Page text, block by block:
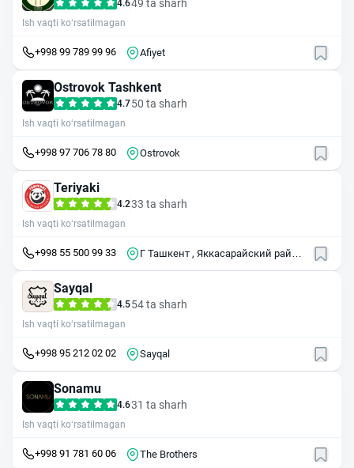
4.649 ta sharh
Ish vaqti ko‘rsatilmagan
+998 99 789 99 96 Afiyet
Ostrovok Tashkent
4.750 ta sharh
Ish vaqti ko‘rsatilmagan
+998 97 706 78 80 Ostrovok
Teriyaki
4.233 ta sharh
Ish vaqti ko‘rsatilmagan
+998 55 500 99 33
Г Ташкент , Яккасарайский район
Sayqal
4.554 ta sharh
Ish vaqti ko‘rsatilmagan
+998 95 212 02 02 Sayqal
Sonamu
4.631 ta sharh
Ish vaqti ko‘rsatilmagan
+998 91 781 60 06 The Brothers